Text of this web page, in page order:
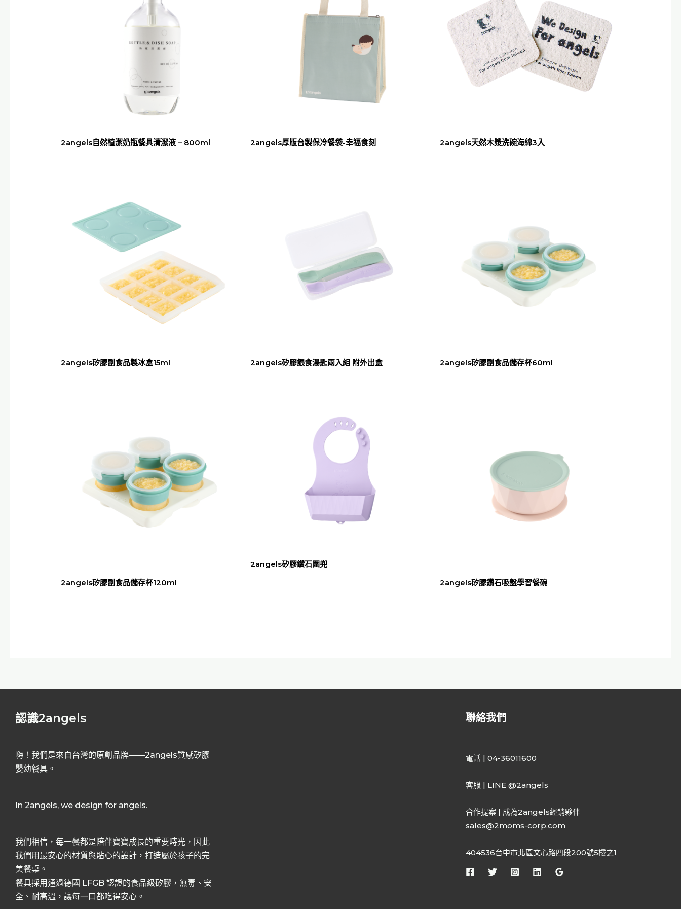
2angels自然植潔奶瓶餐具清潔液 – 800ml 2angels厚版台製保冷餐袋-幸福食刻 2angels天然木漿洗碗海綿3入
2angels矽膠副食品製冰盒15ml 2angels矽膠餵食湯匙兩入組 附外出盒 2angels矽膠副食品儲存杯60ml
2angels矽膠副食品儲存杯120ml
2angels矽膠鑽石圍兜
2angels矽膠鑽石吸盤學習餐碗
認識2angels
嗨！我們是來自台灣的原創品牌——2angels質感矽膠
嬰幼餐具。
In 2angels, we design for angels.
我們相信，每一餐都是陪伴寶寶成長的重要時光，因此
我們用最安心的材質與貼心的設計，打造屬於孩子的完
美餐桌。
餐具採用通過德國 LFGB 認證的食品級矽膠，無毒、安
全、耐高溫，讓每一口都吃得安心。
聯絡我們
電話 | 04-36011600
客服 | LINE @2angels
合作提案 | 成為2angels經銷夥伴
sales@2moms-corp.com
404536台中市北區文心路四段200號5樓之1